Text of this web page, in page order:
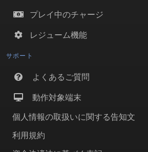
プレイ中のチャージ
レジューム機能
サポート
よくあるご質問
動作対象端末
個人情報の取扱いに関する告知文
利用規約